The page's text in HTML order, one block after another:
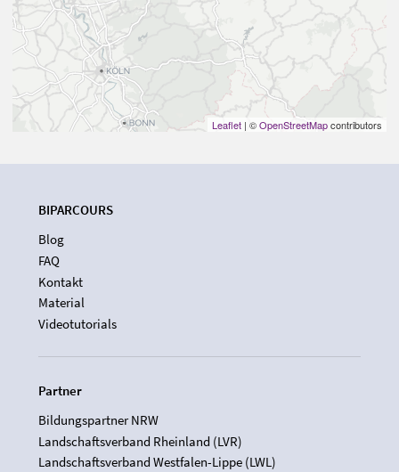
Leaflet | ©OpenStreetMapcontributors
BIPARCOURS
Blog
FAQ
Kontakt
Material
Videotutorials
Partner
Bildungspartner NRW
Landschaftsverband Rheinland (LVR)
Landschaftsverband Westfalen-Lippe (LWL)